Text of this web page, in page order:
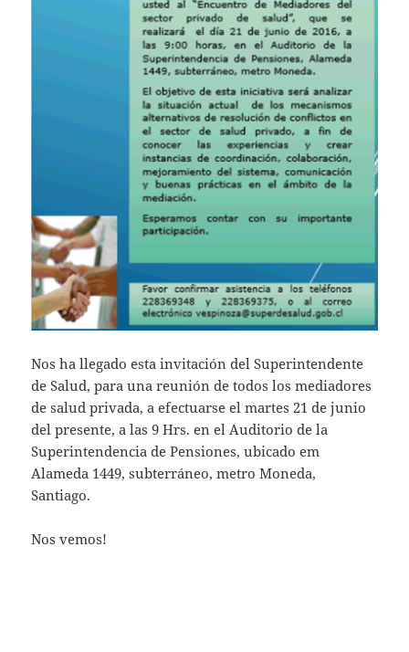
Nos ha llegado esta invitación del Superintendente
de Salud, para una reunión de todos los mediadores
de salud privada, a efectuarse el martes 21 de junio
del presente, a las 9 Hrs. en el Auditorio de la
Superintendencia de Pensiones, ubicado em
Alameda 1449, subterráneo, metro Moneda,
Santiago.
Nos vemos!